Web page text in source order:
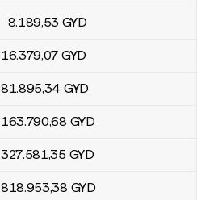
8.189,53 GYD
16.379,07 GYD
81.895,34 GYD
163.790,68 GYD
327.581,35 GYD
818.953,38 GYD